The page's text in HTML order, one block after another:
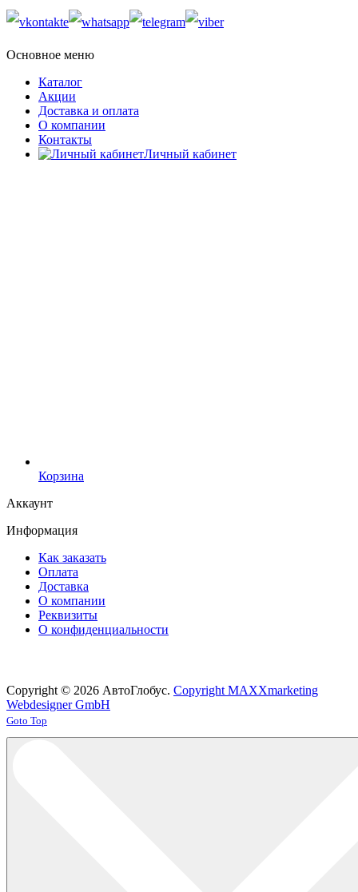
Основное меню
Каталог
Акции
Доставка и оплата
О компании
Контакты
Личный кабинет
Корзина
Аккаунт
Информация
Как заказать
Оплата
Доставка
О компании
Реквизиты
О конфиденциальности
Copyright © 2026 АвтоГлобус. Copyright MAXXmarketing
Webdesigner GmbH
Joomla! 3 Templates
Goto Top